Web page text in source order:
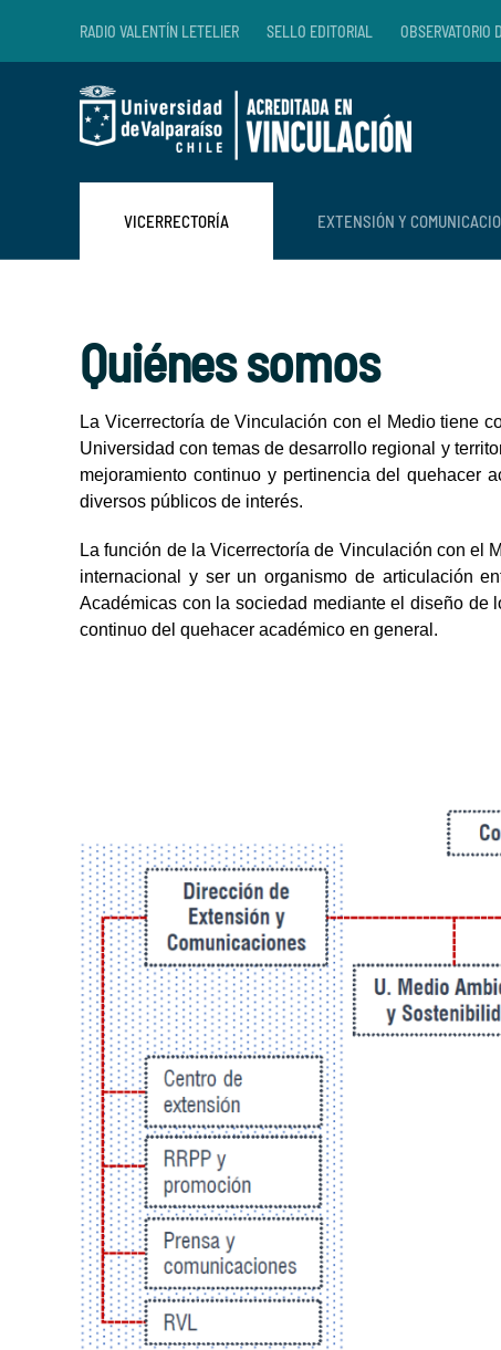
Skip to main content
RADIO VALENTÍN LETELIER SELLO EDITORIAL OBSERVATORIO
VICERRECTORÍA EXTENSIÓN Y
Quiénes somos
La Vicerrectoría de Vinculación con el Medio tiene
Universidad con temas de desarrollo regional y
mejoramiento continuo y pertinencia del quehacer
diversos públicos de interés.
La función de la Vicerrectoría de Vinculación con el
internacional y ser un organismo de articulación
Académicas con la sociedad mediante el diseño de
continuo del quehacer académico en general.